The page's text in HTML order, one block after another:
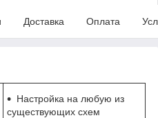
Доставка Оплата
Настройка на любую из
существующих схем